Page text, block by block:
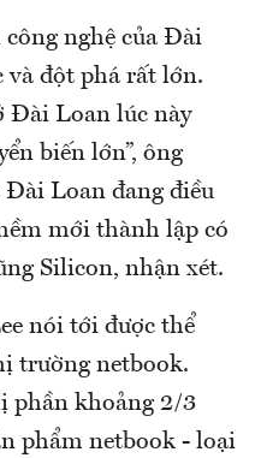
công nghệ của Đài
và đột phá rất lớn.
Đài Loan lúc này
biến lớn”, ông
Loan đang điều
mới thành lập có
Silicon, nhận xét.
nói tới được thể
trường netbook.
phần khoảng 2/3
phẩm netbook - loại